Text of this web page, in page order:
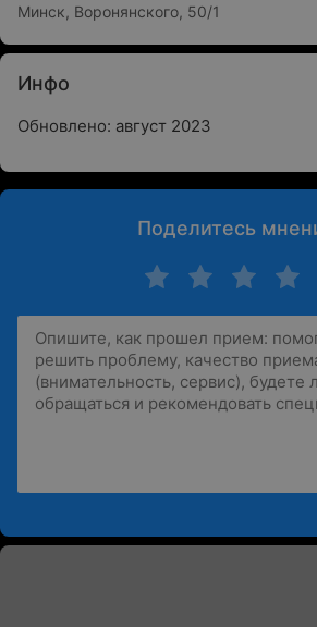
Минск, Воронянского, 50/1
Инфо
Обновлено: август 2023
Поделитесь